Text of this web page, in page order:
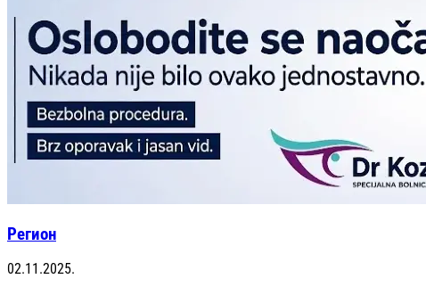
Регион
02.11.2025.